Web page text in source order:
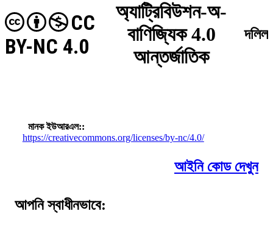
অ্যাট্রিবিউশন-অ-
বাণিজ্যিক 4.0
আন্তর্জাতিক
CC
BY-NC 4.0
দলিল
মানক ইউআরএল:
https://creativecommons.org/licenses/by-nc/4.0/
আইনি কোড দেখুন
আপনি স্বাধীনভাবে: